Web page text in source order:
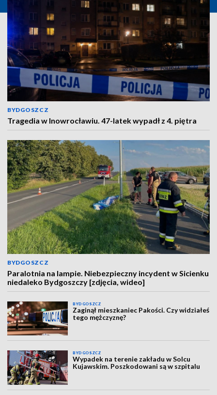
BYDGOSZCZ
Tragedia w Inowrocławiu. 47-latek wypadł z 4. piętra
BYDGOSZCZ
Paralotnia na lampie. Niebezpieczny incydent w Sicienku
niedaleko Bydgoszczy [zdjęcia, wideo]
BYDGOSZCZ
Zaginął mieszkaniec Pakości. Czy widziałeś
tego mężczyznę?
BYDGOSZCZ
Wypadek na terenie zakładu w Solcu
Kujawskim. Poszkodowani są w szpitalu